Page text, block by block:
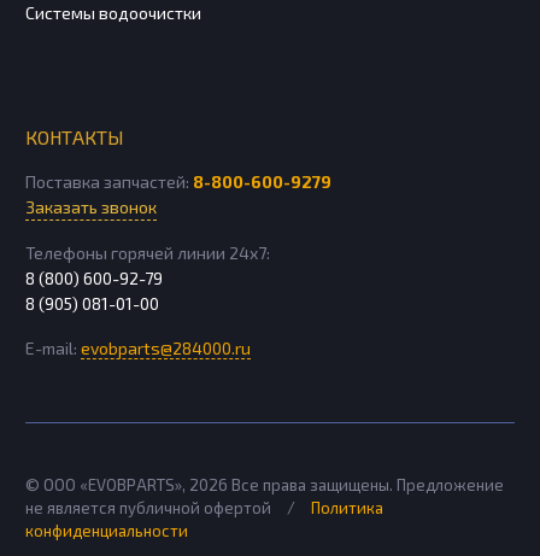
Системы водоочистки
КОНТАКТЫ
Поставка запчастей: 8-800-600-9279
Заказать звонок
Телефоны горячей линии 24х7:
8 (800) 600-92-79
8 (905) 081-01-00
E-mail: evobparts@284000.ru
© ООО «EVOBPARTS», 2026 Все права защищены. Предложение
не является публичной офертой
/
Политика
конфиденциальности